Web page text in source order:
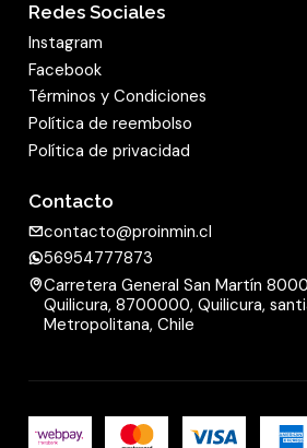
Redes Sociales
Instagram
Facebook
Términos y Condiciones
Política de reembolso
Política de privacidad
Contacto
contacto@proinmin.cl
56954777873
Carretera General San Martín
Quilicura, 8700000, Quilicura,
Metropolitana, Chile